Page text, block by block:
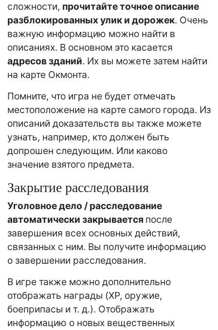
сложности, прочитайте точное описание
разблокированных улик и дорожек. Очень
важную информацию можно найти в
описаниях. В основном это касается
адресов зданий. Их вы можете затем найти
на карте Окмонта.
Помните, что игра не будет отмечать
местоположение на карте самого города. Из
описаний доказательств вы также можете
узнать, например, кто должен быть
допрошен следующим. Или каково
значение взятого предмета.
Закрытие расследования
Уголовное дело / расследование
автоматически закрывается после
завершения всех основных действий,
связанных с ним. Вы получите информацию
о завершении расследования.
В игре также можно дополнительно
отображать награды (XP, оружие,
боеприпасы и т. д.). Отображать
информацию о новых вещественных